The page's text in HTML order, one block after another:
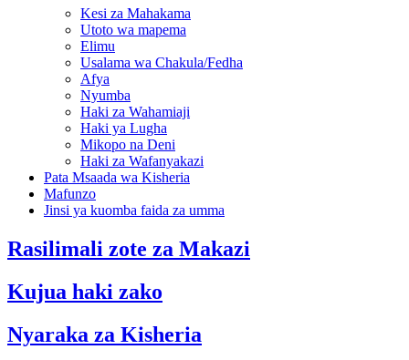
Kesi za Mahakama
Utoto wa mapema
Elimu
Usalama wa Chakula/Fedha
Afya
Nyumba
Haki za Wahamiaji
Haki ya Lugha
Mikopo na Deni
Haki za Wafanyakazi
Pata Msaada wa Kisheria
Mafunzo
Jinsi ya kuomba faida za umma
Rasilimali zote za Makazi
Kujua haki zako
Nyaraka za Kisheria